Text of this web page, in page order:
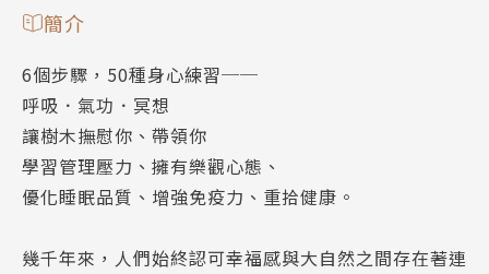
簡介
6個步驟，50種身心練習──
呼吸．氣功．冥想
讓樹木撫慰你、帶領你
學習管理壓力、擁有樂觀心態、
優化睡眠品質、增強免疫力、重拾健康。
幾千年來，人們始終認可幸福感與大自然之間存在著連